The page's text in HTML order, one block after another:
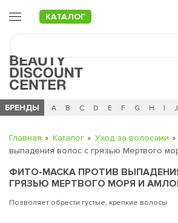
КАТАЛОГ
БРЕНДЫ
Ч 0 - 9 A B C D E F G H I J
Главная Каталог Уход за волосами
выпадения волос с грязью Мертвого
ФИТО-МАСКА ПРОТИВ
ГРЯЗЬЮ МЕРТВОГО МОРЯ И
Позволяет обрести густые, крепкие волосы